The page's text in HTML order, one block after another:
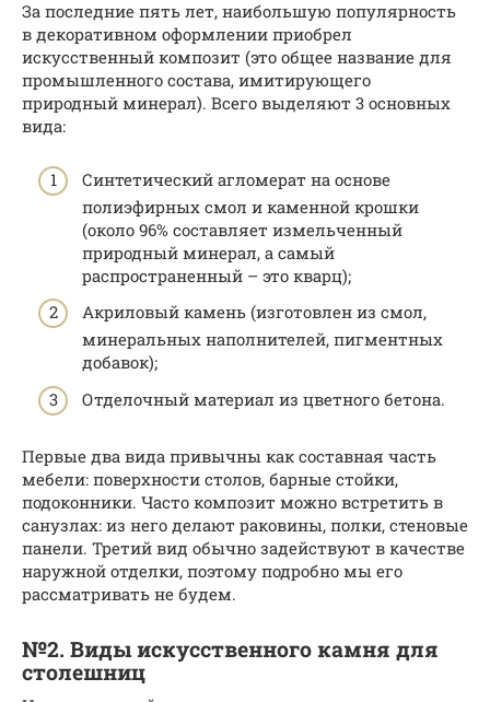
За последние пять лет, наибольшую популярность
в декоративном оформлении приобрел
искусственный композит (это общее название для
промышленного состава, имитирующего
природный минерал). Всего выделяют 3 основных
вида:
Синтетический агломерат на основе
полиэфирных смол и каменной крошки
(около 96% составляет измельченный
природный минерал, а самый
распространенный – это кварц);
Акриловый камень (изготовлен из смол,
минеральных наполнителей, пигментных
добавок);
Отделочный материал из цветного бетона.
Первые два вида привычны как составная часть
мебели: поверхности столов, барные стойки,
подоконники. Часто композит можно встретить в
санузлах: из него делают раковины, полки, стеновые
панели. Третий вид обычно задействуют в качестве
наружной отделки, поэтому подробно мы его
рассматривать не будем.
№2. Виды искусственного камня для
столешниц